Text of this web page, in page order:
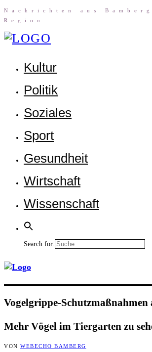
Nach­rich­ten aus
Region
Kul­tur
Poli­tik
Sozia­les
Sport
Gesund­heit
Wirt­schaft
Wis­sen­schaft
Search for:
Vogel­grip­pe-Schutz­maß­nah­men
Mehr Vögel im Tier­gar­ten zu
VON WEBECHO BAMBERG